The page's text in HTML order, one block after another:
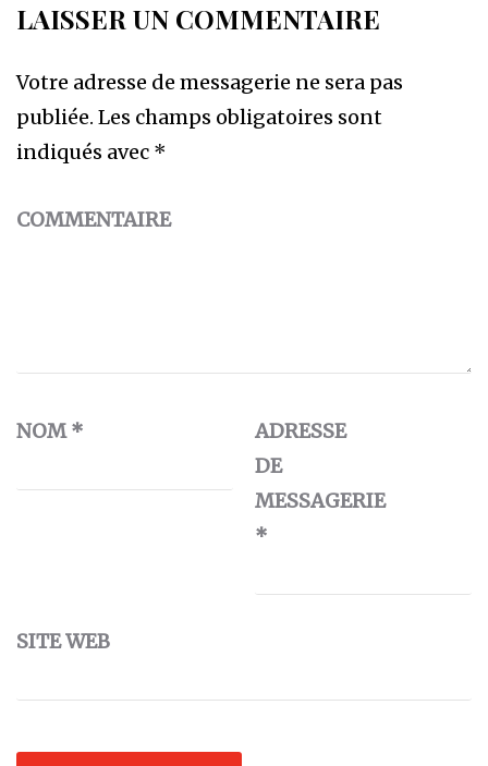
LAISSER UN COMMENTAIRE
Votre adresse de messagerie ne sera pas
publiée. Les champs obligatoires sont
indiqués avec *
COMMENTAIRE
NOM*
ADRESSE
DE
MESSAGERIE
*
SITE WEB